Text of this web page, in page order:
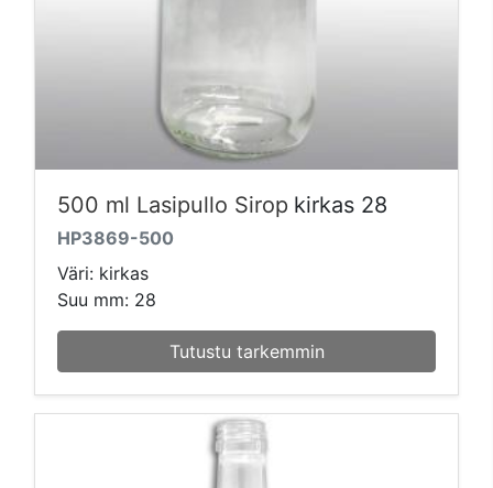
500 ml Lasipullo Sirop kirkas 28
HP3869-500
Väri: kirkas
Suu mm: 28
Tutustu tarkemmin